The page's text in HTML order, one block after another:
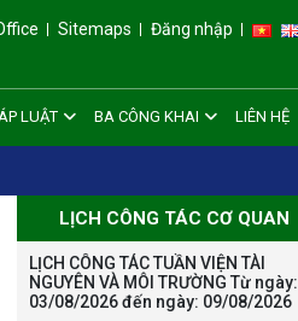
Sitemaps Đăng nhập
LUẬT BA CÔNG KHAI LIÊN HỆ
LỊCH CÔNG TÁC CƠ QUAN
LỊCH CÔNG TÁC TUẦN VIỆN TÀI
NGUYÊN VÀ MÔI TRƯỜNG Từ ngày:
03/08/2026 đến ngày: 09/08/2026